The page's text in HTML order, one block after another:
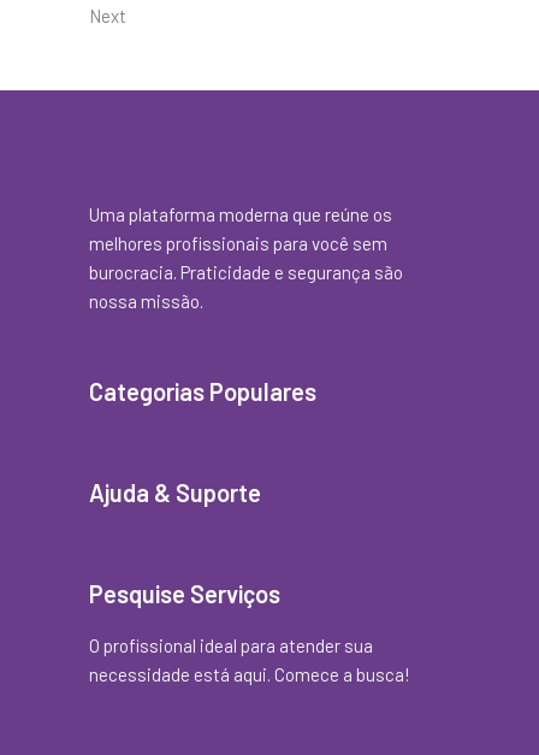
Next
Uma plataforma moderna que reúne os
melhores profissionais para você sem
burocracia. Praticidade e segurança são
nossa missão.
Categorias Populares
Ajuda & Suporte
Pesquise Serviços
O profissional ideal para atender sua
necessidade está aqui. Comece a busca!